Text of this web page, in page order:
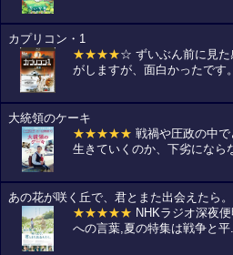
カプリコン・1
★★★★☆ ずいぶん前に見た
がしますが、面白かったです
大統領のケーキ
★★★★★ 戦禍や圧政の中で
生きていくのか、下劣になら
あの花が咲く丘で、君とまた出会えたら。
★★★★★ NHKラジオ深夜便
への言葉,夏の特集は戦争と平